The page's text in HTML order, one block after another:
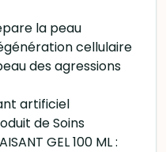
la peau
cellulaire
des agressions
artificiel
de Soins
GEL 100 ML :